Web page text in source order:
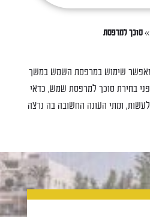
» סוכך למרפסת
שימוש במרפסת השמש במשך
בחירת סוכך למרפסת שמש, כדאי
ומתי העונה החשובה בה נרצה